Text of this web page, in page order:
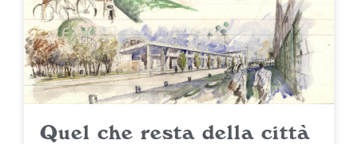
Quel che resta della città